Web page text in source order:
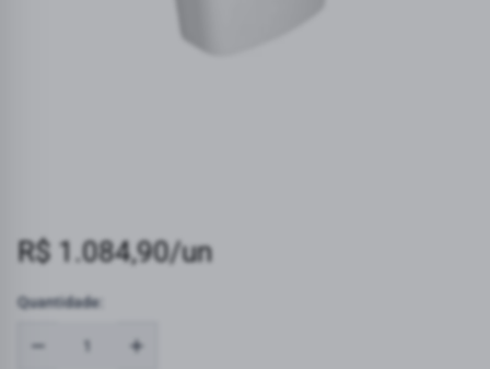
R$ 1.084,90/un
Quantidade: